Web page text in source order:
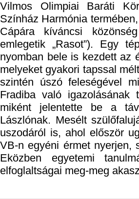
elfoglaltságai meg-meg